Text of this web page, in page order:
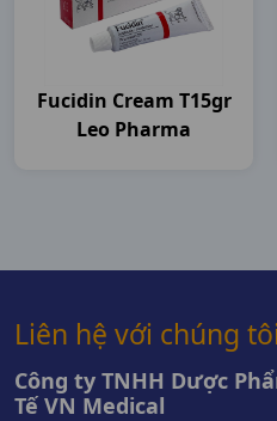
Fucidin Cream T15gr
Leo Pharma
Liên hệ với chúng tôi
Công ty TNHH Dược
Tế VN Medical